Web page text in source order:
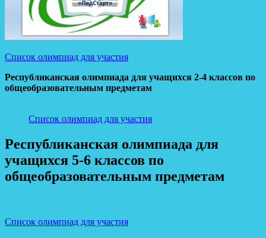
Список олимпиад для участия
Республиканская олимпиада для учащихся 2-4 классов по
общеобразовательным предметам
Список олимпиад для участия
Республиканская олимпиада для
учащихся 5-6 классов по
общеобразовательным предметам
Список олимпиад для участия